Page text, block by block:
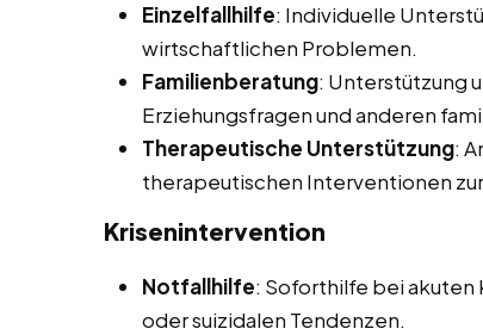
Einzelfallhilfe: Individuelle
wirtschaftlichen Problemen.
Familienberatung: Unterstützung
Erziehungsfragen und anderen
Therapeutische Unterstützung:
therapeutischen Interventionen
Krisenintervention
Notfallhilfe: Soforthilfe bei akuten
oder suizidalen Tendenzen.